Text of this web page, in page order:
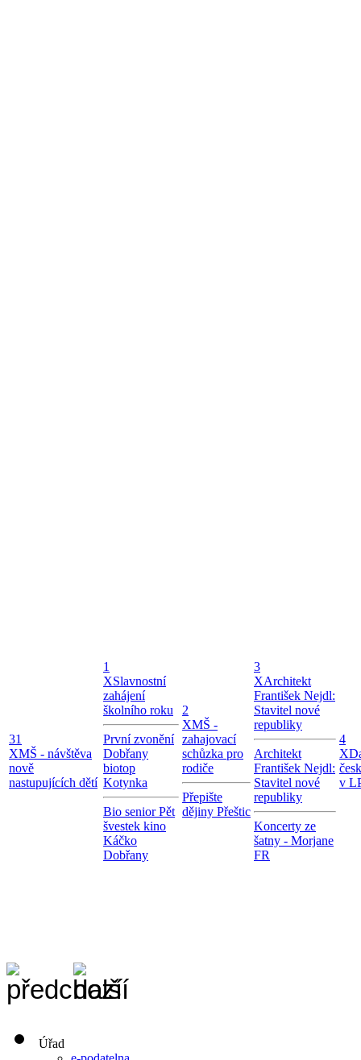
31
XMŠ - návštěva
nově
nastupujících dětí
1
XSlavnostní
zahájení
školního roku
První zvonění
Dobřany
biotop
Kotynka
Bio senior Pět
švestek kino
Káčko
Dobřany
2
XMŠ -
zahajovací
schůzka pro
rodiče
Přepište
dějiny Přeštic
3
XArchitekt
František Nejdl:
Stavitel nové
republiky
Architekt
František Nejdl:
Stavitel nové
republiky
Koncerty ze
šatny - Morjane
FR
4
X
v
Úřad